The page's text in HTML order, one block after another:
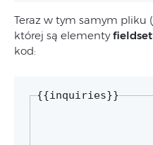
Teraz w tym samym pliku (
której są elementyfieldset
kod:
{{inquiries}}